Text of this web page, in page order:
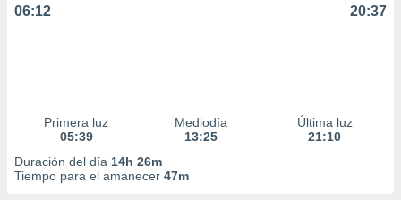
06:12 20:37
Primera luz
05:39
Mediodía
13:25
Última luz
21:10
Duración del día 14h 26m
Tiempo para el amanecer 47m